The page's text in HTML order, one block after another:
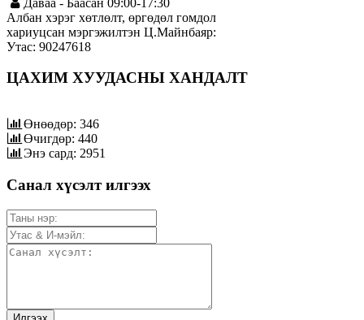
Албан хэрэг хөтлөлт, өргөдөл гомдол
хариуцсан мэргэжилтэн Ц.Майнбаяр:
Утас: 90247618
ЦАХИМ ХУУДАСНЫ ХАНДАЛТ
Өнөөдөр: 346
Өчигдөр: 440
Энэ сард: 2951
Санал хүсэлт илгээх